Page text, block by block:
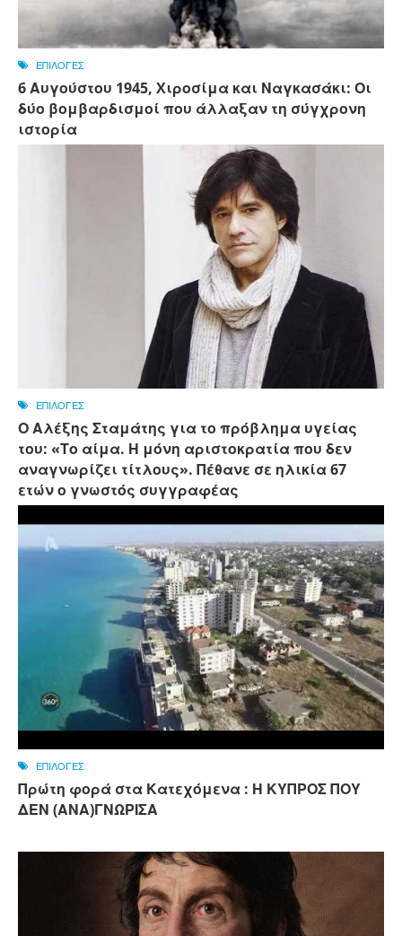
ΕΠΙΛΟΓΕΣ
6 Αυγούστου 1945, Xιροσίμα και Ναγκασάκι: Οι
δύο βομβαρδισμοί που άλλαξαν τη σύγχρονη
ιστορία
ΕΠΙΛΟΓΕΣ
Ο Αλέξης Σταμάτης για το πρόβλημα υγείας
του: «Το αίμα. Η μόνη αριστοκρατία που δεν
αναγνωρίζει τίτλους». Πέθανε σε ηλικία 67
ετών ο γνωστός συγγραφέας
ΕΠΙΛΟΓΕΣ
Πρώτη φορά στα Κατεχόμενα : Η ΚΥΠΡΟΣ ΠΟΥ
ΔΕΝ (ΑΝΑ)ΓΝΩΡΙΣΑ